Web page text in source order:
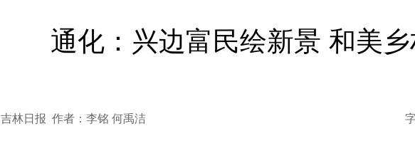
通化：兴边富民绘新景 和美
吉林日报 作者：李铭 何禹洁